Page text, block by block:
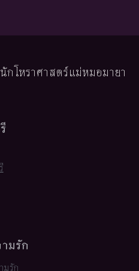
โหราศาสตร์แม่หมอมายา
มรัก
มรัก